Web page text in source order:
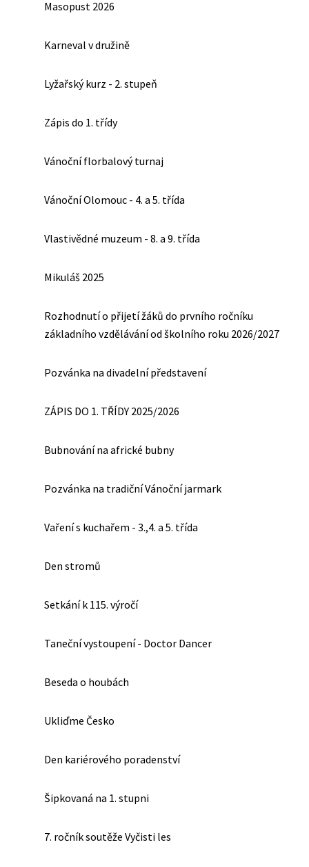
Masopust 2026
Karneval v družině
Lyžařský kurz - 2. stupeň
Zápis do 1. třídy
Vánoční florbalový turnaj
Vánoční Olomouc - 4. a 5. třída
Vlastivědné muzeum - 8. a 9. třída
Mikuláš 2025
Rozhodnutí o přijetí žáků do prvního ročníku
základního vzdělávání od školního roku 2026/2027
Pozvánka na divadelní představení
ZÁPIS DO 1. TŘÍDY 2025/2026
Bubnování na africké bubny
Pozvánka na tradiční Vánoční jarmark
Vaření s kuchařem - 3.,4. a 5. třída
Den stromů
Setkání k 115. výročí
Taneční vystoupení - Doctor Dancer
Beseda o houbách
Ukliďme Česko
Den kariérového poradenství
Šipkovaná na 1. stupni
7. ročník soutěže Vyčisti les